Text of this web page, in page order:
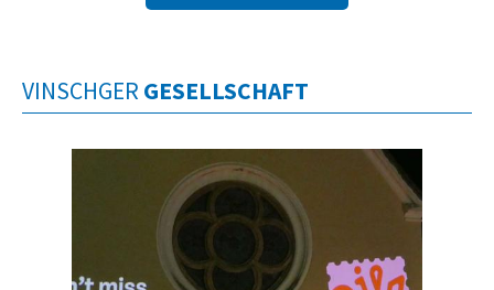
VINSCHGER GESELLSCHAFT